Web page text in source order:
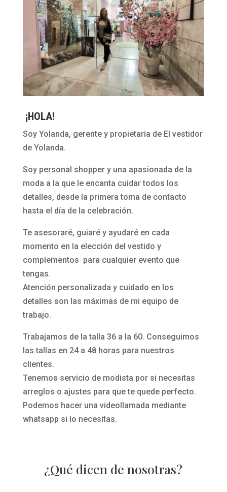
e
D
a
n
a
¡HOLA!
Soy Yolanda, gerente y propietaria de El vestidor
de Yolanda.
Soy personal shopper y una apasionada de la
moda a la que le encanta cuidar todos los
detalles, desde la primera toma de contacto
hasta el día de la celebración.
Te asesoraré, guiaré y ayudaré en cada
momento en la elección del vestido y
complementos para cualquier evento que
tengas.
Atención personalizada y cuidado en los
detalles son las máximas de mi equipo de
trabajo.
Trabajamos de la talla 36 a la 60. Conseguimos
las tallas en 24 a 48 horas para nuestros
clientes.
Tenemos servicio de modista por si necesitas
arreglos o ajustes para que te quede perfecto.
Podemos hacer una videollamada mediante
whatsapp si lo necesitas.
¿Qué dicen de nosotras?